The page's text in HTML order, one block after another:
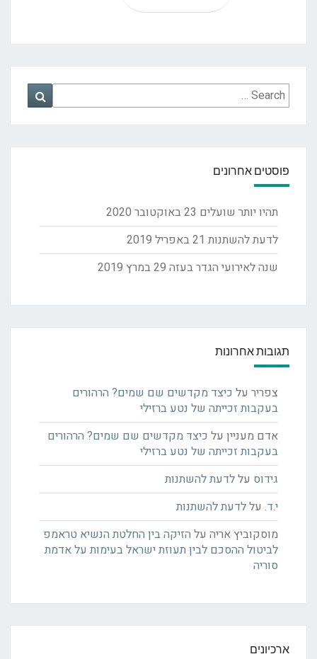
Search
for:
Search
פוסטים אחרונים
תהיו יותר שועלים 23 באוקטובר 2020
לדעת להשתנות 21 באפריל 2019
שנה לאירועי הגדר בעזה 29 במרץ 2019
תגובות אחרונות
צפרירעל כיצד מקדשים שם שמים? הרהורים
בעקבות זכייתה של נטע ברזילי
אדם מענייןעל כיצד מקדשים שם שמים? הרהורים
בעקבות זכייתה של נטע ברזילי
גידוס עללדעת להשתנות
י.ד.עללדעת להשתנות
מוסקוביץ אריהעל הזיקה בין החלטת הנשיא טראמפ
לביטול ההסכם לבין תעוזת ישראל בעימות על אדמת
סוריה
ארכיונים